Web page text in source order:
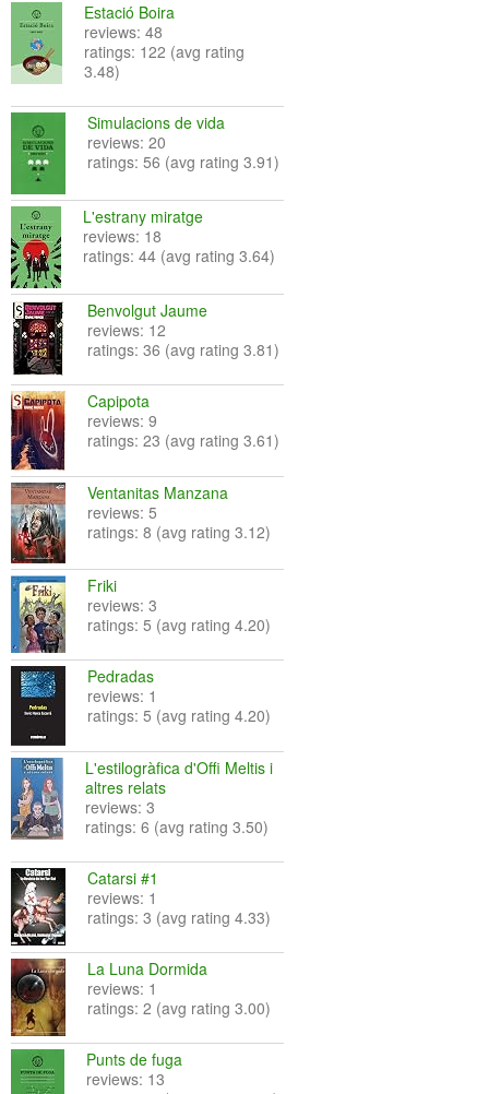
Estació Boira
reviews: 48
ratings: 122 (avg rating
3.48)
Simulacions de vida
reviews: 20
ratings: 56 (avg rating 3.91)
L'estrany miratge
reviews: 18
ratings: 44 (avg rating 3.64)
Benvolgut Jaume
reviews: 12
ratings: 36 (avg rating 3.81)
Capipota
reviews: 9
ratings: 23 (avg rating 3.61)
Ventanitas Manzana
reviews: 5
ratings: 8 (avg rating 3.12)
Friki
reviews: 3
ratings: 5 (avg rating 4.20)
Pedradas
reviews: 1
ratings: 5 (avg rating 4.20)
L'estilogràfica d'Offi Meltis i
altres relats
reviews: 3
ratings: 6 (avg rating 3.50)
Catarsi #1
reviews: 1
ratings: 3 (avg rating 4.33)
La Luna Dormida
reviews: 1
ratings: 2 (avg rating 3.00)
Punts de fuga
reviews: 13